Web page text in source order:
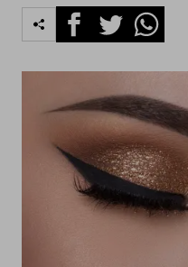
FacebookTwitterWhatsapp